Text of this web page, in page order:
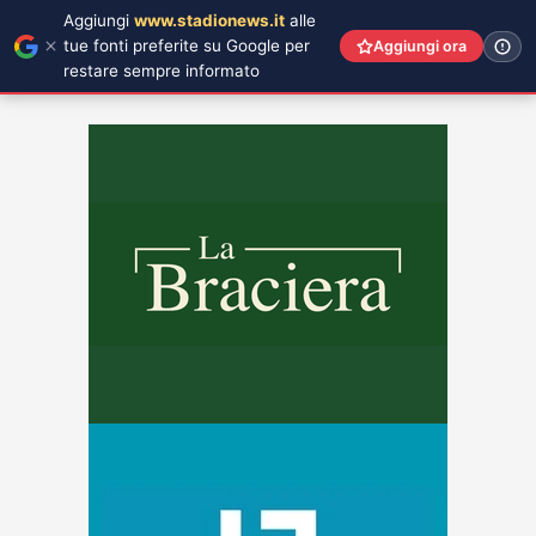
Aggiungi www.stadionews.it alle
tue fonti preferite su Google per
restare sempre informato
Aggiungi ora